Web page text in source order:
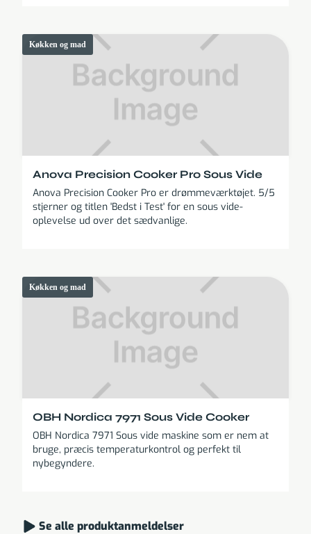
Anova Precision Cooker Pro Sous Vide
Anova Precision Cooker Pro er drømmeværktøjet. 5/5
stjerner og titlen 'Bedst i Test' for en sous vide-
oplevelse ud over det sædvanlige.
Køkken og mad
OBH Nordica 7971 Sous Vide Cooker
OBH Nordica 7971 Sous vide maskine som er nem at
bruge, præcis temperaturkontrol og perfekt til
nybegyndere.
Køkken og mad
Se alle produktanmeldelser